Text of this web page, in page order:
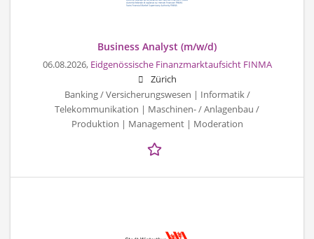
Business Analyst (m/w/d)
06.08.2026, Eidgenössische Finanzmarktaufsicht FINMA
Zürich
Banking / Versicherungswesen | Informatik /
Telekommunikation | Maschinen- / Anlagenbau /
Produktion | Management | Moderation